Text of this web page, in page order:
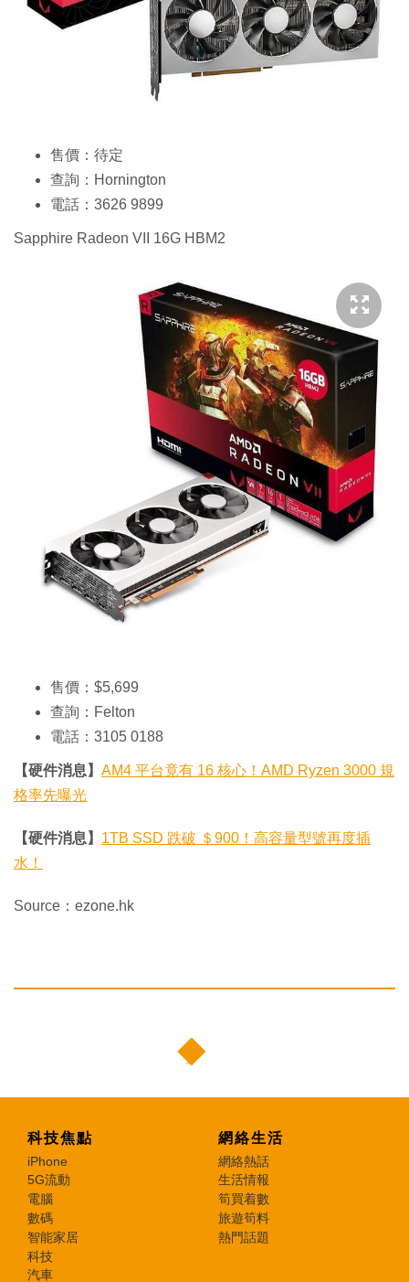
售價：待定
查詢：Hornington
電話：3626 9899
Sapphire Radeon VII 16G HBM2
售價：$5,699
查詢：Felton
電話：3105 0188
【硬件消息】 AM4 平台竟有 16 核心！AMD Ryzen 3000 規
格率先曝光
【硬件消息】 1TB SSD 跌破 ＄900！高容量型號再度插
水！
Source：ezone.hk
科技焦點
iPhone
5G流動
電腦
數碼
智能家居
科技
汽車
網絡生活
網絡熱話
生活情報
筍買着數
旅遊筍料
熱門話題